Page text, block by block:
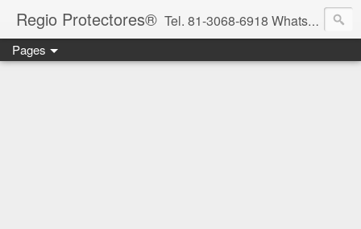
Regio Protectores® Tel. 81-3068-6918 WhatsApp 81-2636-2823 / 33-1145-3780 cotizacionregioprotectores@gmail.com / regioprotectores@gmail.com https://www.facebook.com/RegioProtectores/
Pages